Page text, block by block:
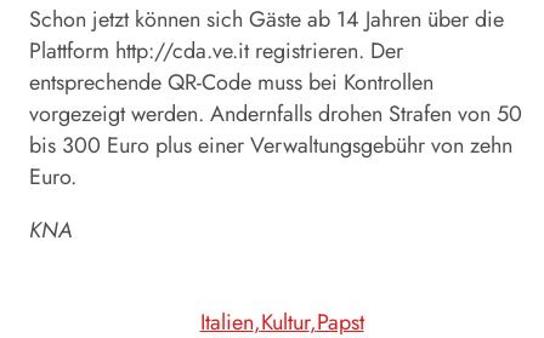
Schon jetzt können sich Gäste ab 14 Jahren über die
Plattform http://cda.ve.it registrieren. Der
entsprechende QR-Code muss bei Kontrollen
vorgezeigt werden. Andernfalls drohen Strafen von 50
bis 300 Euro plus einer Verwaltungsgebühr von zehn
Euro.
KNA
Italien Kultur Papst